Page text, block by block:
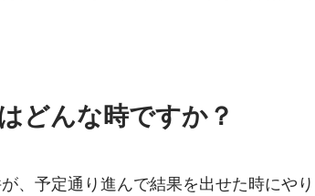
どんな時ですか？
、予定通り進んで結果を出せた時にやり